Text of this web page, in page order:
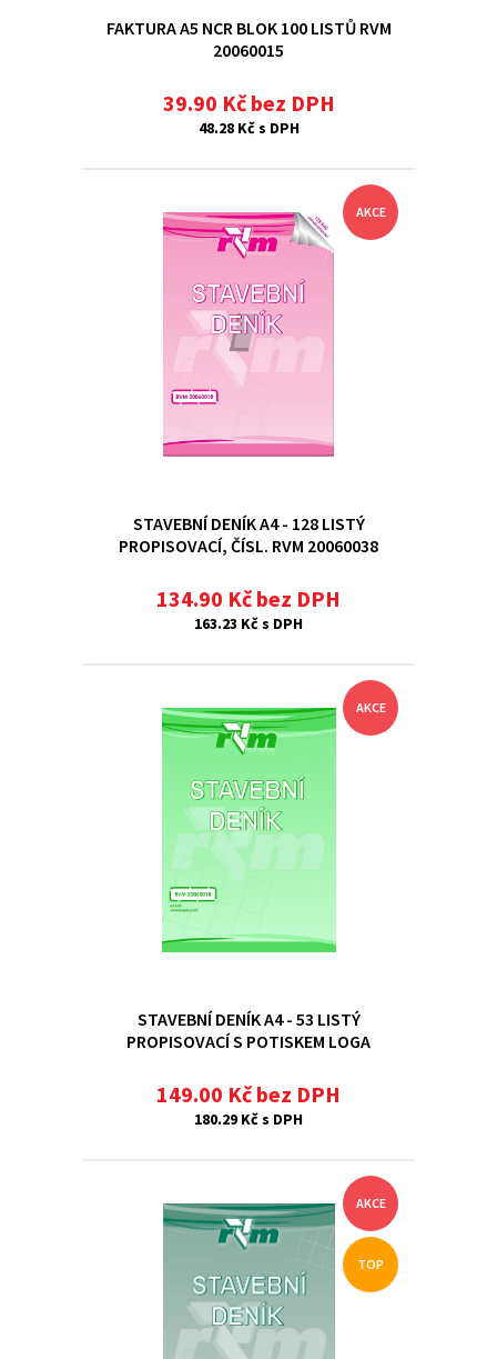
FAKTURA A5 NCR BLOK 100 LISTŮ RVM
20060015
39.90 Kč bez DPH
48.28 Kč s DPH
AKCE
STAVEBNÍ DENÍK A4 - 128 LISTÝ
PROPISOVACÍ, ČÍSL. RVM 20060038
134.90 Kč bez DPH
163.23 Kč s DPH
AKCE
STAVEBNÍ DENÍK A4 - 53 LISTÝ
PROPISOVACÍ S POTISKEM LOGA
149.00 Kč bez DPH
180.29 Kč s DPH
AKCE
TOP